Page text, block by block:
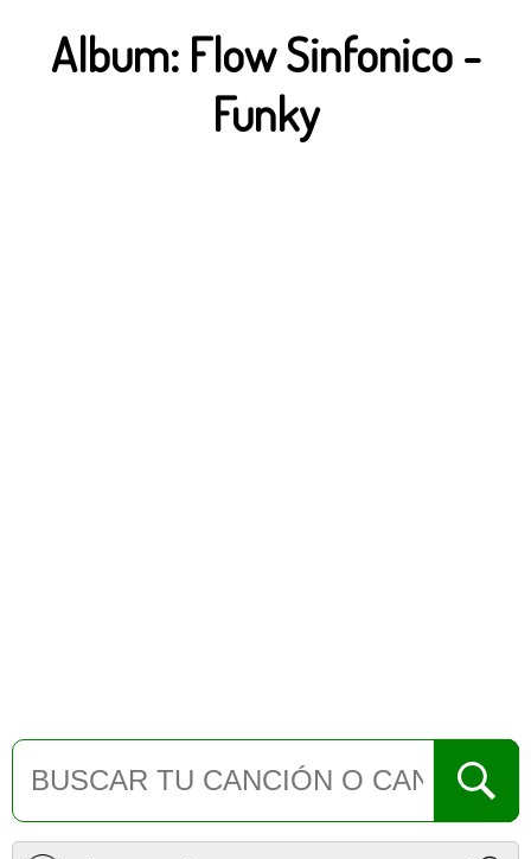
Album: Flow Sinfonico-
Funky